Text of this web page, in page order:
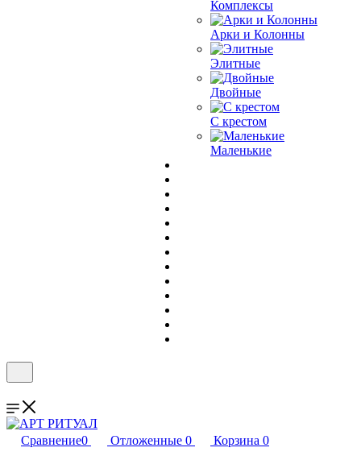
Комплексы
Арки и Колонны
Элитные
Двойные
С крестом
Маленькие
Сравнение0 Отложенные 0 Корзина 0